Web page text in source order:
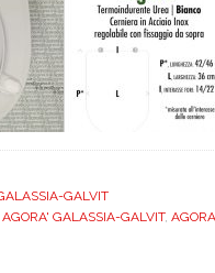
GALVIT
GALASSIA-GALVIT,AGORA'